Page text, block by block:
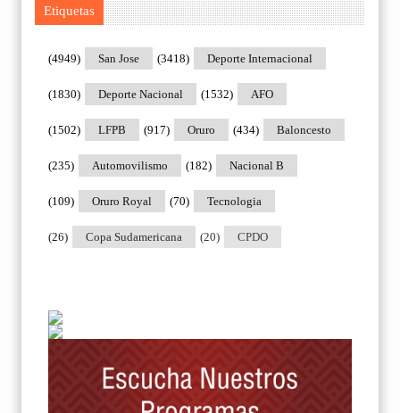
Etiquetas
San Jose
(4949) Deporte Internacional
(3418)
Deporte Nacional
(1830) AFO
(1532)
LFPB
(1502) Oruro
(917) Baloncesto
(434)
Automovilismo
(235) Nacional B
(182)
Oruro Royal
(109) Tecnologia
(70)
Copa Sudamericana
(26) CPDO
(20)